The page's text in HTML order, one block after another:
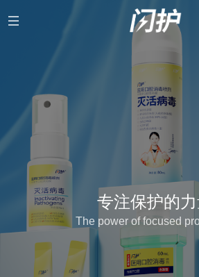
专注保护的
The power of focused